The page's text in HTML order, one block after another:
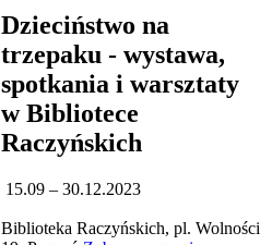
Dzieciństwo na
trzepaku - wystawa,
spotkania i warsztaty
w Bibliotece
Raczyńskich
15.09 – 30.12.2023
Biblioteka Raczyńskich, pl. Wolności